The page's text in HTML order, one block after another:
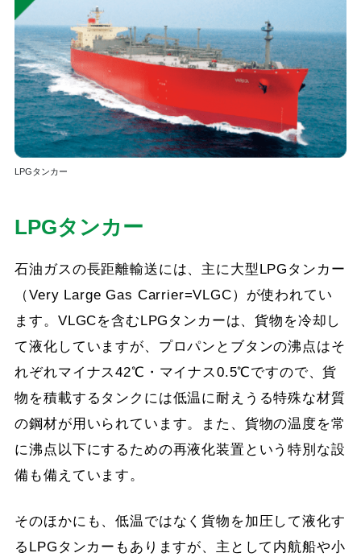
LPGタンカー
LPGタンカー
石油ガスの長距離輸送には、主に大型LPGタンカー
（Very Large Gas Carrier=VLGC）が使われてい
ます。VLGCを含むLPGタンカーは、貨物を冷却し
て液化していますが、プロパンとブタンの沸点はそ
れぞれマイナス42℃・マイナス0.5℃ですので、貨
物を積載するタンクには低温に耐えうる特殊な材質
の鋼材が用いられています。また、貨物の温度を常
に沸点以下にするための再液化装置という特別な設
備も備えています。
そのほかにも、低温ではなく貨物を加圧して液化す
るLPGタンカーもありますが、主として内航船や小